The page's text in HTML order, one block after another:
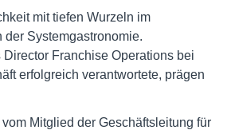
mit tiefen Wurzeln im
Systemgastronomie.
Franchise Operations bei
erfolgreich verantwortete, prägen
Mitglied der Geschäftsleitung für